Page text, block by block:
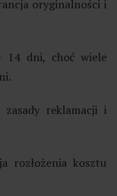
oryginalności i
14 dni, choć wiele
zasady reklamacji i
rozłożenia kosztu